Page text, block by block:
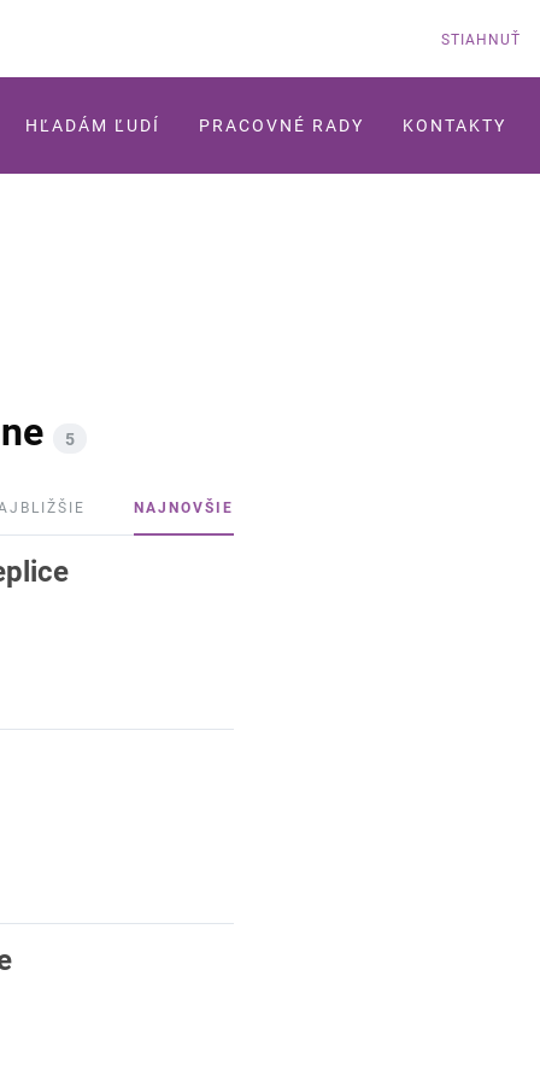
STIAHNUŤ
HĽADÁM ĽUDÍ PRACOVNÉ RADY KONTAKTY
5
NAJNOVŠIE